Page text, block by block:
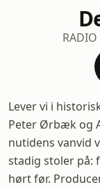
Lever vi i
Peter Ørbæk og
nutidens vanvid
stadig stoler på:
hørt før.